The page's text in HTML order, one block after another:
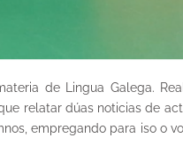
de Lingua Galega.
relatar dúas noticias de
empregando para iso o